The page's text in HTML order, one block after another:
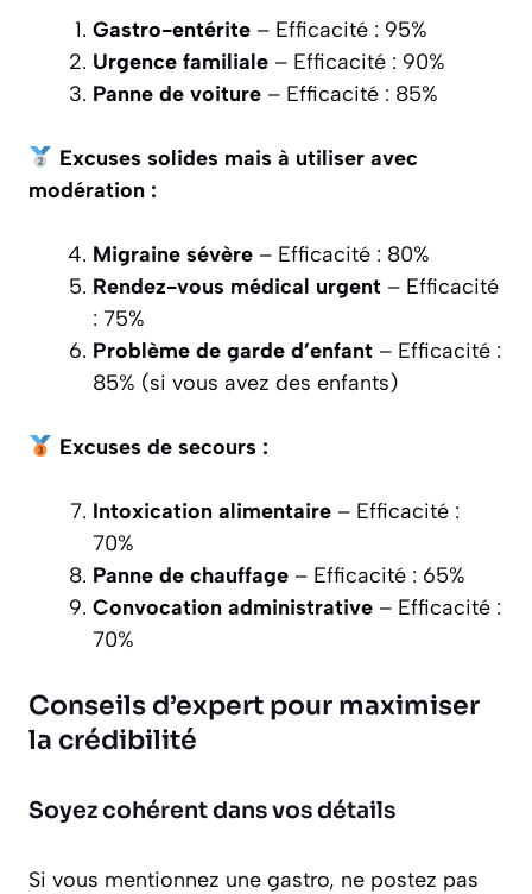
Gastro-entérite – Efficacité : 95%
Urgence familiale – Efficacité : 90%
Panne de voiture – Efficacité : 85%
Excuses solides mais à utiliser avec
modération :
Migraine sévère – Efficacité : 80%
Rendez-vous médical urgent – Efficacité
: 75%
Problème de garde d’enfant – Efficacité :
85% (si vous avez des enfants)
Excuses de secours :
Intoxication alimentaire – Efficacité :
70%
Panne de chauffage – Efficacité : 65%
Convocation administrative – Efficacité :
70%
Conseils d’expert pour maximiser
la crédibilité
Soyez cohérent dans vos détails
Si vous mentionnez une gastro, ne postez pas